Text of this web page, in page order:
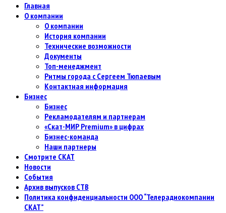
Главная
О компании
О компании
История компании
Технические возможности
Документы
Топ-менеджмент
Ритмы города с Сергеем Тюпаевым
Контактная информация
Бизнес
Бизнес
Рекламодателям и партнерам
«Скат-МИР Premium» в цифрах
Бизнес-команда
Наши партнеры
Смотрите СКАТ
Новости
События
Архив выпусков СТВ
Политика конфиденциальности ООО “Телерадиокомпании
СКАТ”